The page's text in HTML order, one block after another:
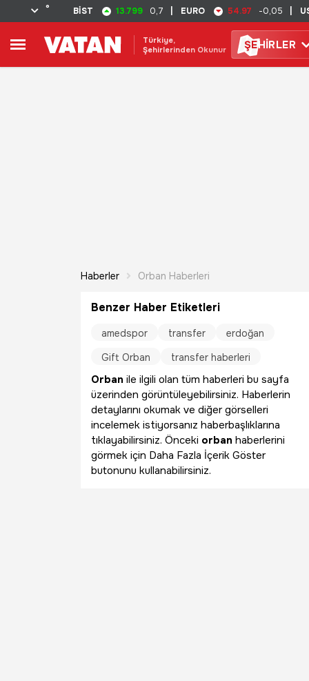
° BİST 13.799 0,7 EURO 54.97 -0,05
Türkiye,
Şehirlerinden Okunur
ŞEHİRLER
Haberler Orban Haberleri
Benzer Haber Etiketleri
amedspor transfer
erdoğan
Gift Orban
transfer haberleri
Orban ile ilgili olan tüm haberleri bu sayfa
üzerinden görüntüleyebilirsiniz. Haberlerin
detaylarını okumak ve diğer görselleri
incelemek istiyorsanız haberbaşlıklarına
tıklayabilirsiniz. Önceki orban haberlerini
görmek için Daha Fazla İçerik Göster
butonunu kullanabilirsiniz.